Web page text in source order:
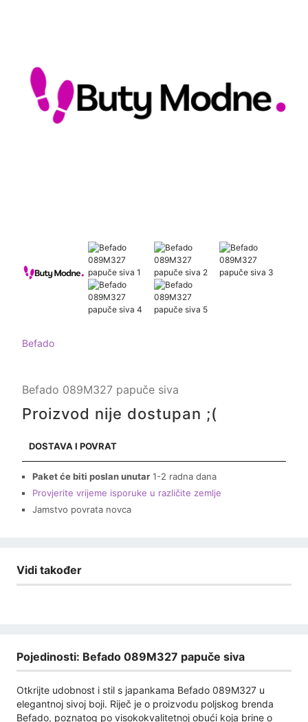
Befado
Befado 089M327 papuče siva
Proizvod nije dostupan ;(
DOSTAVA I POVRAT
Paket će biti poslan unutar 1-2 radna dana
Provjerite vrijeme isporuke u različite zemlje
Jamstvo povrata novca
Vidi također
Pojedinosti: Befado 089M327 papuče siva
Otkrijte udobnost i stil s japankama Befado 089M327 u
elegantnoj sivoj boji. Riječ je o proizvodu poljskog brenda
Befado, poznatog po visokokvalitetnoj obući koja brine o